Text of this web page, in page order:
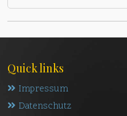
Quick links
Impressum
Datenschutz